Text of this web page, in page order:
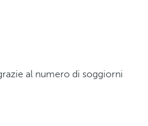
al numero di soggiorni